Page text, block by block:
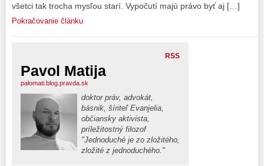
všetci tak trocha mysľou starí. Vypočutí majú právo byť aj […]
Pokračovanie článku
RSS
Pavol Matija
palomati.blog.pravda.sk
doktor práv, advokát,
básnik, šíriteľ Evanjelia,
občiansky aktivista,
príležitostný filozof
"Jednoduché je zo zložitého,
zložité z jednoduchého."